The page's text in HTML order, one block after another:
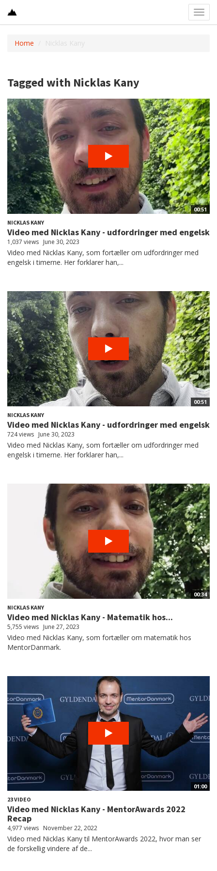
Home Nicklas Kany
Tagged with Nicklas Kany
00:51
NICKLAS KANY
Video med Nicklas Kany - udfordringer med engelsk
1,037 views June 30, 2023
Video med Nicklas Kany, som fortæller om udfordringer med
engelsk i timerne. Her forklarer han,...
00:51
NICKLAS KANY
Video med Nicklas Kany - udfordringer med engelsk
724 views June 30, 2023
Video med Nicklas Kany, som fortæller om udfordringer med
engelsk i timerne. Her forklarer han,...
00:34
NICKLAS KANY
Video med Nicklas Kany - Matematik hos...
5,755 views June 27, 2023
Video med Nicklas Kany, som fortæller om matematik hos
MentorDanmark.
01:00
23 VIDEO
Video med Nicklas Kany - MentorAwards 2022
Recap
4,977 views November 22, 2022
Video med Nicklas Kany til MentorAwards 2022, hvor man ser
de forskellig vindere af de...